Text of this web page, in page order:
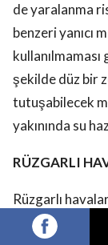
de yaralanma
benzeri yanıcı
şekilde düz bir
tutuşabilecek
yakınında su
RÜZGARLI
Rüzgarlı
alana